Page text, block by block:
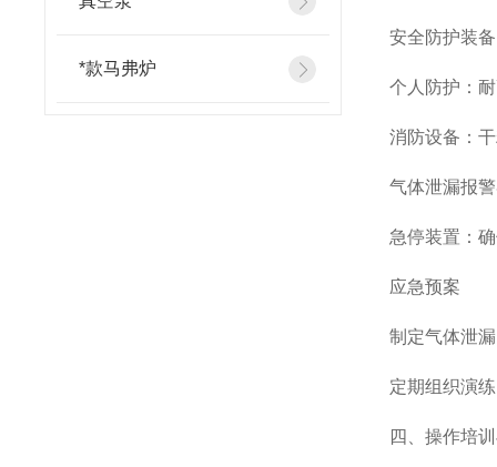
*款马弗炉
安全防护装备
个人防护：
消防设备：
气体泄漏报
急停装置：
应急预案
制定气体泄
定期组织演
四、操作培